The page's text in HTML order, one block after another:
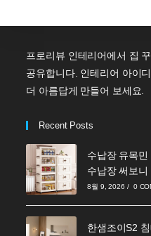
프로리뷰 인테리어에서 집
공유합니다. 인테리어 아이
더 아름답게 만들어 보세요.
Recent Posts
수납장 유목
수납장 써보니
8월 9, 2026 / 0
한샘조이S2